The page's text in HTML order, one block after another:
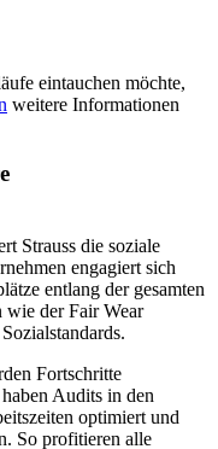
eintauchen möchte,
weitere Informationen
Strauss die soziale
engagiert sich
entlang der gesamten
der Fair Wear
Fortschritte
Audits in den
optimiert und
So profitieren alle